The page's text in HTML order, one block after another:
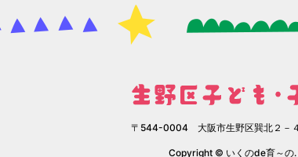
〒544-0004 大阪市生野区巽北２
Copyright © いくのde育～の